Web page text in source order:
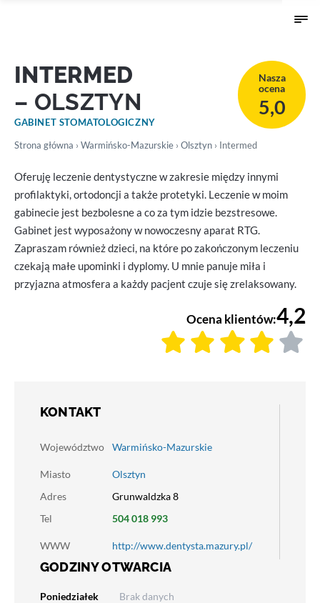
INTERMED
– OLSZTYN
GABINET STOMATOLOGICZNY
Nasza
ocena
5,0
Strona główna › Warmińsko-Mazurskie › Olsztyn › Intermed
Oferuję leczenie dentystyczne w zakresie między innymi
profilaktyki, ortodoncji a także protetyki. Leczenie w moim
gabinecie jest bezbolesne a co za tym idzie bezstresowe.
Gabinet jest wyposażony w nowoczesny aparat RTG.
Zapraszam również dzieci, na które po zakończonym leczeniu
czekają małe upominki i dyplomy. U mnie panuje miła i
przyjazna atmosfera a każdy pacjent czuje się zrelaksowany.
Ocena klientów:4,2
KONTAKT
Województwo Warmińsko-Mazurskie
Miasto
Olsztyn
Adres
Grunwaldzka 8
Tel
504 018 993
WWW http://www.dentysta.mazury.pl/
GODZINY OTWARCIA
Poniedziałek
Brak danych